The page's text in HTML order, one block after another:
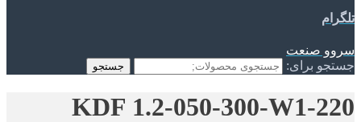
تلگرام
سروو صنعت
جستجو برای:
جستجو
KDF 1.2-050-300-W1-220